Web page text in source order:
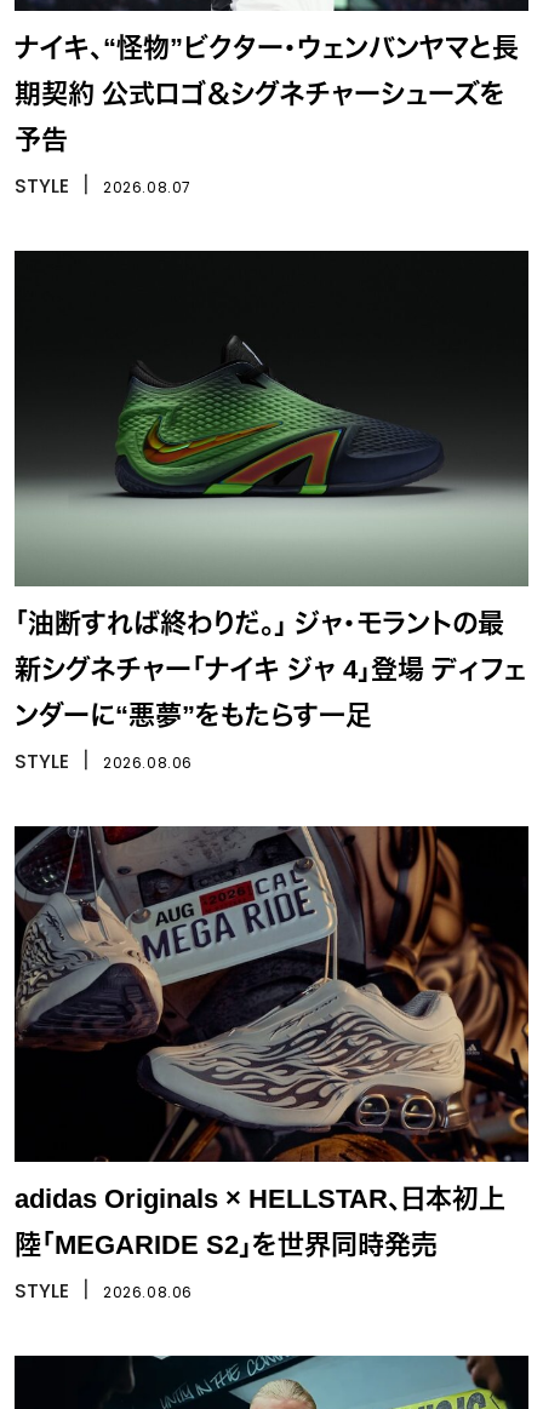
ナイキ、“怪物”ビクター・ウェンバンヤマと長
期契約 公式ロゴ＆シグネチャーシューズを
予告
STYLE 2026.08.07
「油断すれば終わりだ。」 ジャ・モラントの最
新シグネチャー「ナイキ ジャ 4」登場 ディフェ
ンダーに“悪夢”をもたらす一足
STYLE 2026.08.06
adidas Originals × HELLSTAR、日本初上
陸「MEGARIDE S2」を世界同時発売
STYLE 2026.08.06